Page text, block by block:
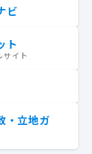
ビ
ト
サイト
・立地ガ